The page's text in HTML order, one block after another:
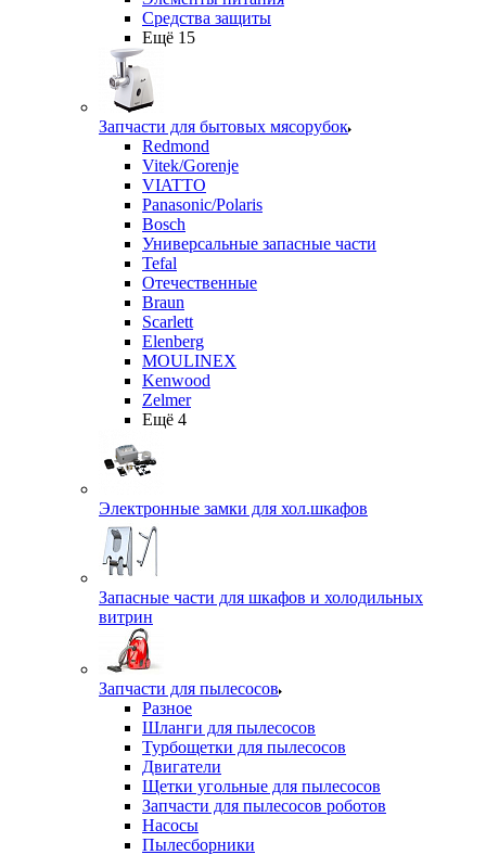
Средства защиты
Ещё 15
Запчасти для бытовых мясорубок
Redmond
Vitek/Gorenje
VIATTO
Panasonic/Polaris
Bosch
Универсальные запасные части
Tefal
Отечественные
Braun
Scarlett
Elenberg
MOULINEX
Kenwood
Zelmer
Ещё 4
Электронные замки для хол.шкафов
Запасные части для шкафов и холодильных
витрин
Запчасти для пылесосов
Разное
Шланги для пылесосов
Турбощетки для пылесосов
Двигатели
Щетки угольные для пылесосов
Запчасти для пылесосов роботов
Насосы
Пылесборники